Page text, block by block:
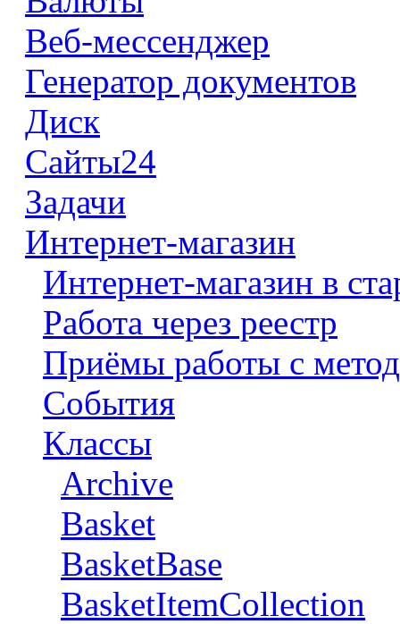
Веб-мессенджер
Генератор документов
Диск
Сайты24
Задачи
Интернет-магазин
Интернет-магазин в
Работа через реестр
Приёмы работы с
События
Классы
Archive
Basket
BasketBase
BasketItemCollection